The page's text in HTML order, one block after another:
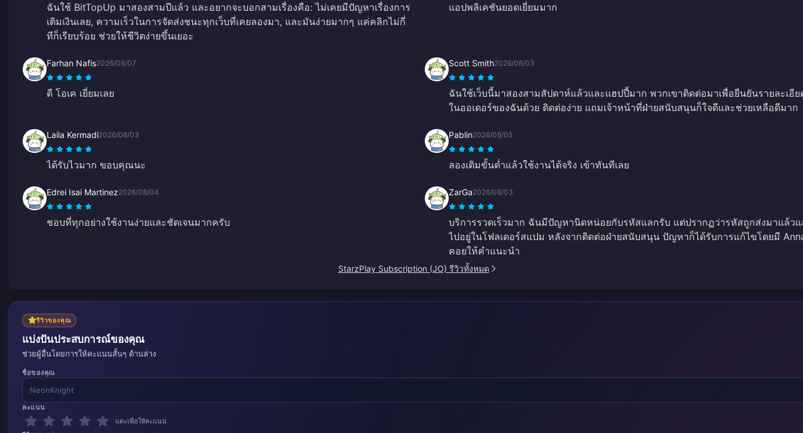
ฉันใช้ BitTopUp มาสองสามปีแล้ว และอยากจะบอกสามเรื่องคือ: ไม่เคยมีปัญหาเรื่องการ
เติมเงินเลย, ความเร็วในการจัดส่งชนะทุกเว็บที่เคยลองมา, และมันง่ายมากๆ แค่คลิกไม่กี่
ทีก็เรียบร้อย ช่วยให้ชีวิตง่ายขึ้นเยอะ
แอปพลิเคชันยอดเยี่ยมมาก
Farhan Nafis2026/08/07
ดี โอเค เยี่ยมเลย
Scott Smith2026/08/03
ฉันใช้เว็บนี้มาสองสามสัปดาห์แล้วและแฮปปี้มาก พวกเขาติดต่อมาเพื่อยืนยันรายละเอีย
ในออเดอร์ของฉันด้วย ติดต่อง่าย แถมเจ้าหน้าที่ฝ่ายสนับสนุนก็ใจดีและช่วยเหลือดีมาก
Laila Kermadi2026/08/03
ได้รับไวมาก ขอบคุณนะ
Pablin2026/08/05
ลองเติมขั้นต่ำแล้วใช้งานได้จริง เข้าทันทีเลย
Edrei Isai Martinez2026/08/04
ชอบที่ทุกอย่างใช้งานง่ายและชัดเจนมากครับ
ZarGa2026/08/03
บริการรวดเร็วมาก ฉันมีปัญหานิดหน่อยกับรหัสแลกรับ แต่ปรากฏว่ารหัสถูกส่งมาแล้วแ
ไปอยู่ในโฟลเดอร์สแปม หลังจากติดต่อฝ่ายสนับสนุน ปัญหาก็ได้รับการแก้ไขโดยมี
คอยให้คำแนะนำ
StarzPlay Subscription (JO) รีวิวทั้งหมด
รีวิวของคุณ
แบ่งปันประสบการณ์ของคุณ
ช่วยผู้อื่นโดยการให้คะแนนสั้นๆ ด้านล่าง
ชื่อของคุณ
คะแนน
แตะเพื่อให้คะแนน